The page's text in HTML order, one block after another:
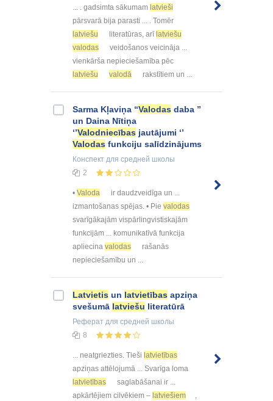
... . gadsimta sākumam latvieši
pārsvarā bija parasti ... . Tomēr
latviešu
literatūras, arī latviešu
valodas
veidošanos veicināja ...
vienkārša nepieciešamība pēc
latviešu
valodā rakstītiem un ...
Sarma Kļaviņa “Valodas daba ”
un Daina Nītiņa
‘’Valodniecības jautājumi ‘’
Valodas funkciju salīdzinājums
Конспект для средней школы
2
• Valoda
ir daudzveidīga un ...
izmantošanas spējas. • Pie valodas
svarīgākajām vispārlingvistiskajām
funkcijām ... komunikatīvā funkcija
apliecina valodas
rašanās
nepieciešamību un ...
Latvietis un latvietības apziņa
svešumā latviešu literatūrā
Реферат для средней школы
8
... neatgriezties. Tieši latvietības
apziņas attēlojumā ... Svarīga loma
latvietības
saglabāšanai ir ...
apkārtējiem cilvēkiem – latviešiem
,